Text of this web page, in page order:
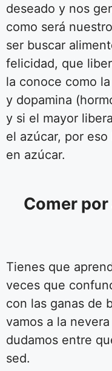
deseado y nos
como será
ser buscar
felicidad, que
la conoce como
y dopamina
y si el mayor
el azúcar, por
en azúcar.
Comer
Tienes que
veces que
con las ganas de
vamos a la
dudamos entre
sed.